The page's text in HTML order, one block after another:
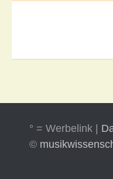
° = Werbelink |
©